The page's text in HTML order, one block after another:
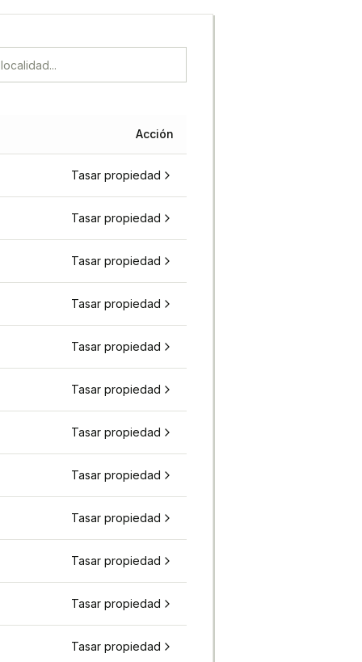
Acción
Tasar propiedad
Tasar propiedad
Tasar propiedad
Tasar propiedad
Tasar propiedad
Tasar propiedad
Tasar propiedad
Tasar propiedad
Tasar propiedad
Tasar propiedad
Tasar propiedad
Tasar propiedad